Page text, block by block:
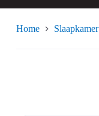
Home Slaapkamer